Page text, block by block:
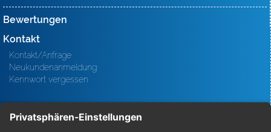
Bewertungen
Kontakt
Kontakt/Anfrage
Neukundenanmeldung
Kennwort vergessen